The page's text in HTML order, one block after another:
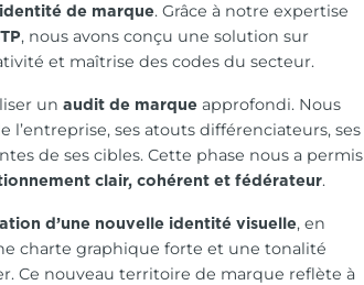
de marque. Grâce à notre expertise
, nous avons conçu une solution sur
et maîtrise des codes du secteur.
un audit de marque approfondi. Nous
l’entreprise, ses atouts différenciateurs, ses
de ses cibles. Cette phase nous a permis
clair, cohérent et fédérateur.
d’une nouvelle identité visuelle, en
charte graphique forte et une tonalité
Ce nouveau territoire de marque reflète à